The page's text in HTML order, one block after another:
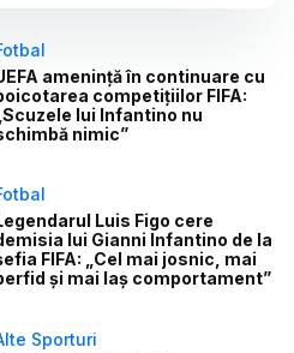
amenință în continuare cu
competițiilor FIFA:
„Scuzele lui Infantino nu
nimic”
Luis Figo cere
lui Gianni Infantino de la
FIFA: „Cel mai josnic, mai
și mai laș comportament”
Sporturi